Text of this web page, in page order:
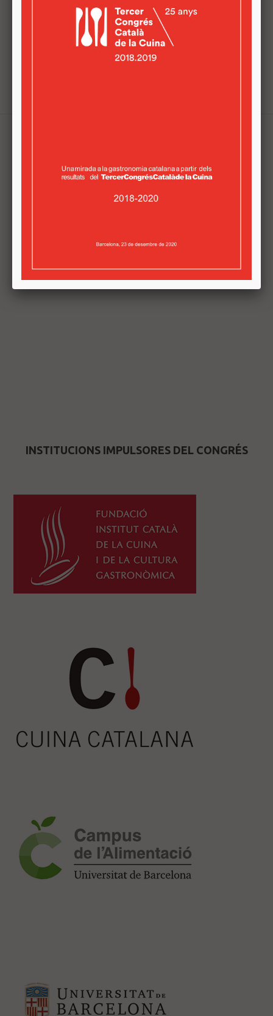
En una de les sessions, comerços i restaurants del
territori van poder "establir contactes i promoure
acords comercials per a crear sinergies" Empresaris i
emprenedors del sector agroalimentari es reuneixen al
INSTITUCIONS IMPULSORES DEL CONGRÉS